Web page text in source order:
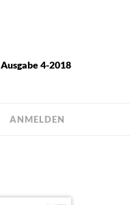
Ausgabe 4-2018
ANMELDEN